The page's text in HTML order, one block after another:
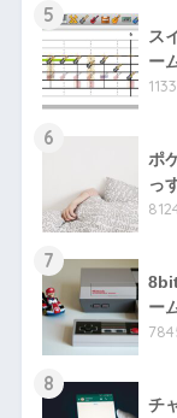
5
ス
ー
6
ポ
っ
7
ー
8
チ